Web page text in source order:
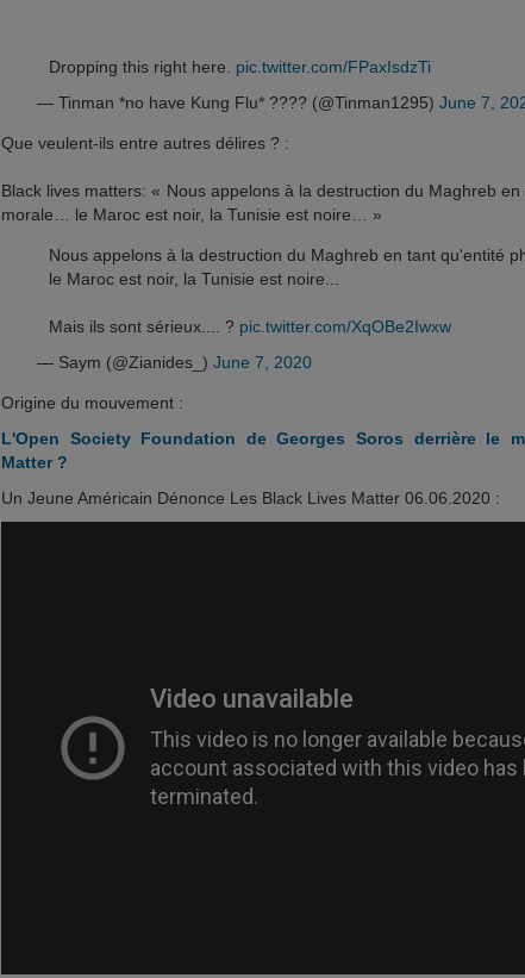
Dropping this right here. pic.twitter.com/FPaxIsdzTi
— Tinman *no have Kung Flu* ???? (@Tinman1295) June 7,
Que veulent-ils entre autres délires ? :
Black lives matters: « Nous appelons à la destruction du Maghreb en
morale… le Maroc est noir, la Tunisie est noire… »
Nous appelons à la destruction du Maghreb en tant qu'entité
le Maroc est noir, la Tunisie est noire...
Mais ils sont sérieux.... ? pic.twitter.com/XqOBe2Iwxw
— Saym (@Zianides_) June 7, 2020
Origine du mouvement :
L'Open Society Foundation de Georges Soros derrière le
Matter ?
Un Jeune Américain Dénonce Les Black Lives Matter 06.06.2020 :